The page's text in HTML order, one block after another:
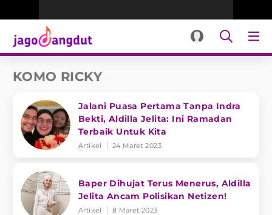
KOMO RICKY
Jalani Puasa Pertama Tanpa Indra
Bekti, Aldilla Jelita: Ini Ramadan
Terbaik Untuk Kita
Artikel 24 Maret 2023
Baper Dihujat Terus Menerus, Aldilla
Jelita Ancam Polisikan Netizen!
Artikel 8 Maret 2023